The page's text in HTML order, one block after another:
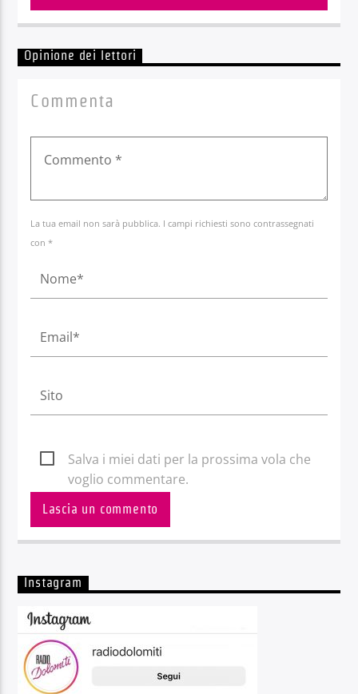
Opinione dei lettori
Commenta
La tua email non sarà pubblica. I campi richiesti sono contrassegnati
con *
Salva i miei dati per la prossima vola che
voglio commentare.
Instagram